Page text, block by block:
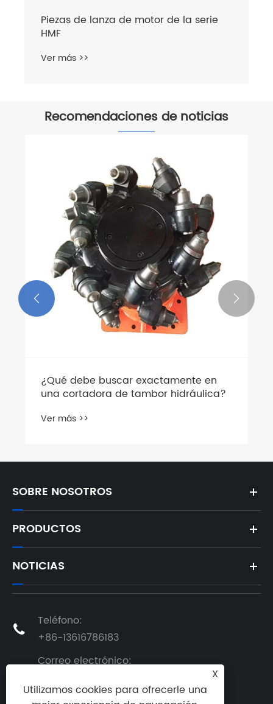
Piezas de lanza de motor de la serie
HMF
Ver más >>
Recomendaciones de noticias
¿Qué debe buscar exactamente en
una cortadora de tambor hidráulica?
Ver más >>
 
SOBRE NOSOTROS
PRODUCTOS
NOTICIAS

Teléfono:
+86-13616786183
Correo electrónico:
X
Utilizamos cookies para ofrecerle una